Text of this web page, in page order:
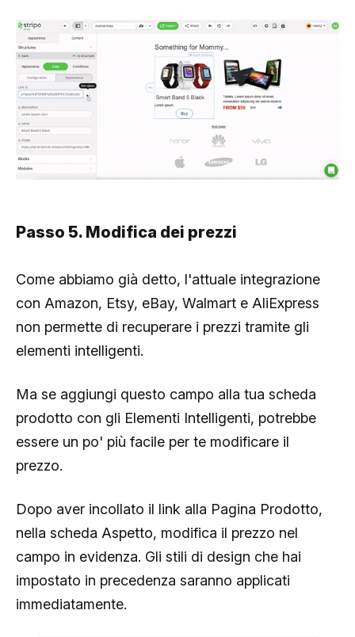
Passo 5. Modifica dei prezzi
Come abbiamo già detto, l'attuale integrazione
con Amazon, Etsy, eBay, Walmart e AliExpress
non permette di recuperare i prezzi tramite gli
elementi intelligenti.
Ma se aggiungi questo campo alla tua scheda
prodotto con gli Elementi Intelligenti, potrebbe
essere un po' più facile per te modificare il
prezzo.
Dopo aver incollato il link alla Pagina Prodotto,
nella scheda Aspetto, modifica il prezzo nel
campo in evidenza. Gli stili di design che hai
impostato in precedenza saranno applicati
immediatamente.